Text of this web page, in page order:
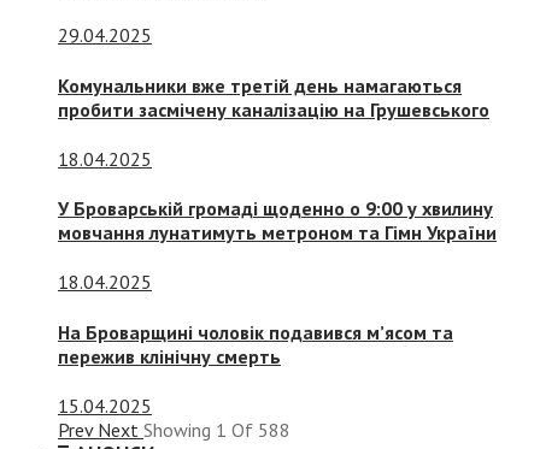
29.04.2025
Комунальники вже третій день намагаються
пробити засмічену каналізацію на Грушевського
18.04.2025
У Броварській громаді щоденно о 9:00 у хвилину
мовчання лунатимуть метроном та Гімн України
18.04.2025
На Броварщині чоловік подавився м’ясом та
пережив клінічну смерть
15.04.2025
Prev Next Showing 1 Of 588